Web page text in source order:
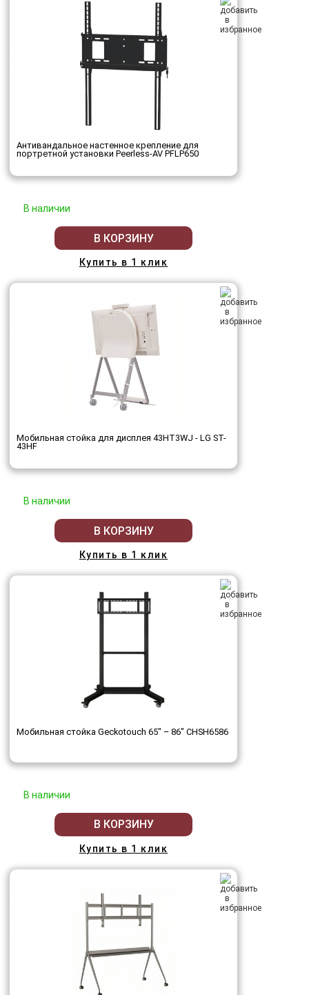
Антивандальное настенное крепление для
портретной установки Peerless-AV PFLP650
В наличии
В КОРЗИНУ
Купить в 1 клик
Мобильная стойка для дисплея 43HT3WJ - LG ST-
43HF
В наличии
В КОРЗИНУ
Купить в 1 клик
Мобильная стойка Geckotouch 65" – 86" ​​​​​​​CHSH6586
В наличии
В КОРЗИНУ
Купить в 1 клик